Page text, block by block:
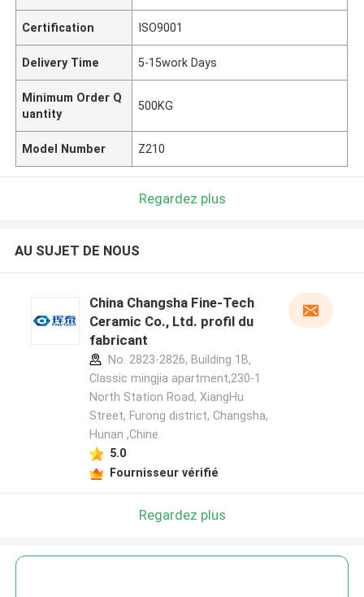
Certification ISO9001
Delivery Time 5-15work Days
Minimum Order Q
uantity
500KG
Model Number Z210
Regardez plus
AU SUJET DE NOUS
China Changsha Fine-Tech
Ceramic Co., Ltd. profil du
fabricant
No. 2823-2826, Building 1B,
Classic mingjia apartment,230-1
North Station Road, XiangHu
Street, Furong district, Changsha,
Hunan ,Chine
5.0
Fournisseur vérifié
Regardez plus